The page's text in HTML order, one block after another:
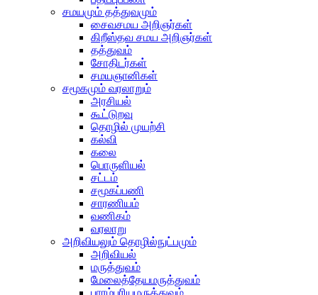
சமயமும் தத்துவமும்
சைவசமய அறிஞர்கள்
கிறீஸ்தவ சமய அறிஞர்கள்
தத்துவம்
சோதிடர்கள்
சமயஞானிகள்
சமூகமும் வரலாறும்
அரசியல்
கூட்டுறவு
தொழில் முயற்சி
கல்வி
கலை
பொருளியல்
சட்டம்
சமூகப்பணி
சாரணியம்
வணிகம்
வரலாறு
அறிவியலும் தொழில்நுட்பமும்
அறிவியல்
மருத்துவம்
மேலைத்தேயமருத்துவம்
பாரம்பரியமருத்துவம்